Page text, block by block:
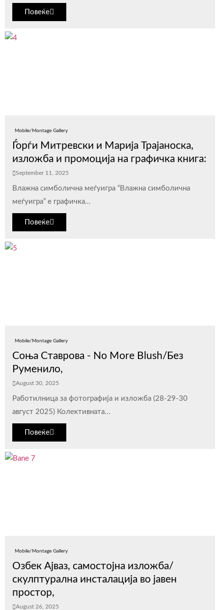
Повеќе
Mobile/Montage Gallery
Ѓорѓи Митревски и Марија Трајаноска,
изложба и промоција на графичка книга:
September 11, 2025
Влажна симболична меѓуигра “Влажна симболична
меѓуигра” е графичка...
Повеќе
Mobile/Montage Gallery
Соња Ставрова - No More Blush/Без
Руменило,
August 30, 2025
Работилница за фотографија и изложба (28-29-30
август 2025) Колективната...
Повеќе
Mobile/Montage Gallery
Озбек Ајваз, самостојна изложба/
скулптурална инсталација во јавен
простор,
August 26, 2025